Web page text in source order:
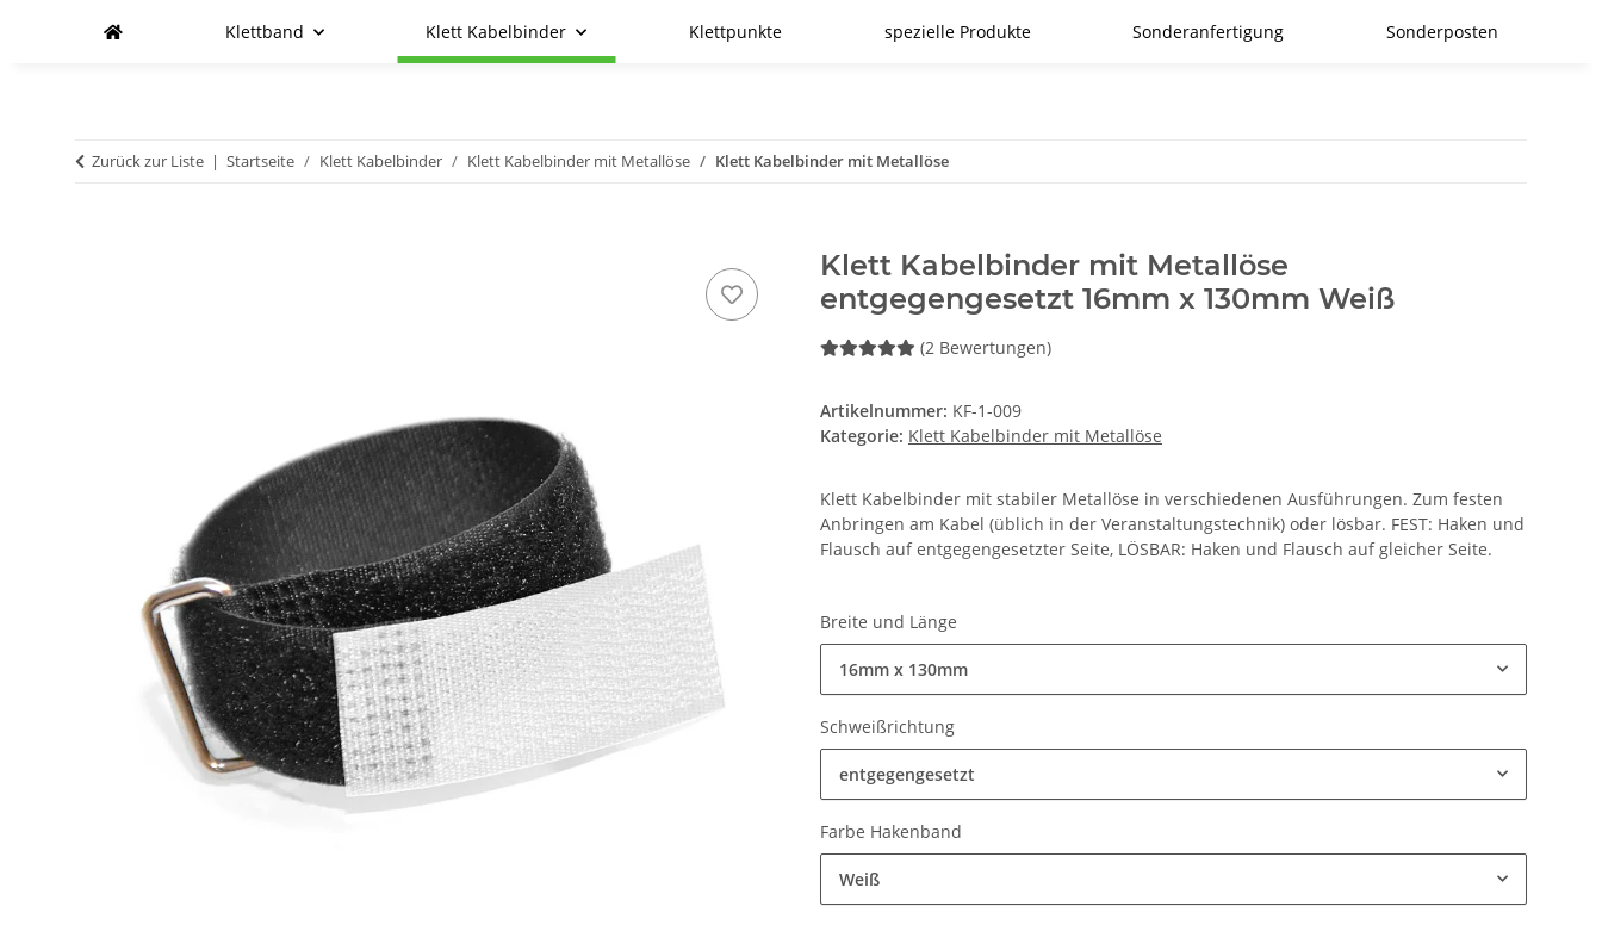
Klettband Klett Kabelbinder Klettpunkte spezielle Produkte Sonderanfertigung Sonderposten
Zurück zur Liste Startseite Klett Kabelbinder Klett Kabelbinder mit Metallöse Klett Kabelbinder mit Metallöse
Klett Kabelbinder mit Metallöse
entgegengesetzt 16mm x 130mm Weiß
(2 Bewertungen)
Artikelnummer: KF-1-009
Kategorie: Klett Kabelbinder mit Metallöse
Klett Kabelbinder mit stabiler Metallöse in verschiedenen Ausführungen. Zum festen
Anbringen am Kabel (üblich in der Veranstaltungstechnik) oder lösbar. FEST: Haken und
Flausch auf entgegengesetzter Seite, LÖSBAR: Haken und Flausch auf gleicher Seite.
Breite und Länge
16mm x 130mm
Schweißrichtung
entgegengesetzt
Farbe Hakenband
Weiß